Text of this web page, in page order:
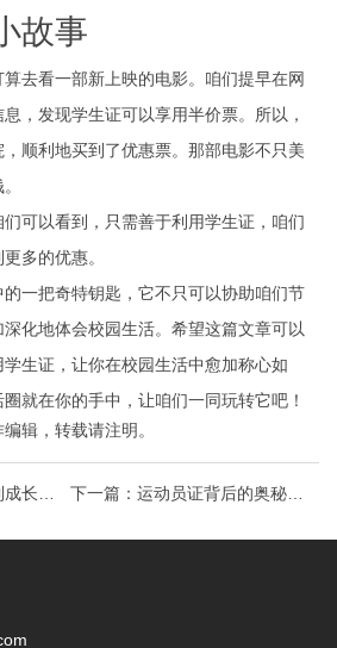
故事
去看一部新上映的电影。咱们提早在网
息，发现学生证可以享用半价票。所以，
顺利地买到了优惠票。那部电影不只美
可以看到，只需善于利用学生证，咱们
多的优惠。
一把奇特钥匙，它不只可以协助咱们节
化地体会校园生活。希望这篇文章可以
生证，让你在校园生活中愈加称心如
就在你的手中，让咱们一同玩转它吧！
编辑，转载请注明。
长，
与故事
下一篇： 运动员证背后的奥秘运
动健儿身份认证的神奇世界